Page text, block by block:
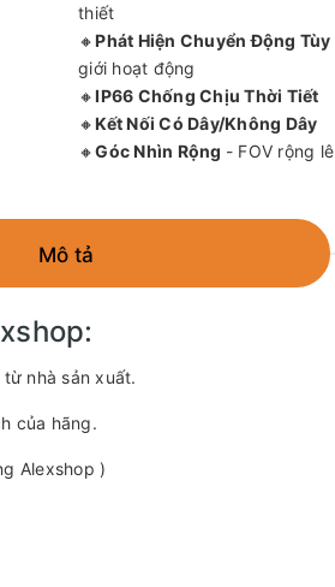
thiết
🔸Phát Hiện Chuyển Động
giới hoạt động
🔸IP66 Chống Chịu Thời Tiết
🔸Kết Nối Có Dây/Không Dây
🔸Góc Nhìn Rộng - FOV rộng
Mô tả
nhà sản xuất.
của hãng.
Alexshop )